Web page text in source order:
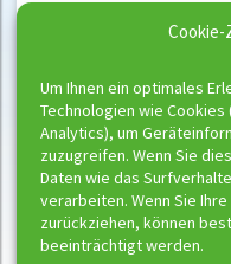
Um Ihnen ein optimales
Technologien wie Cookies
Analytics), um
zuzugreifen. Wenn Sie
Daten wie das
verarbeiten. Wenn Sie
zurückziehen, können
beeinträchtigt werden.